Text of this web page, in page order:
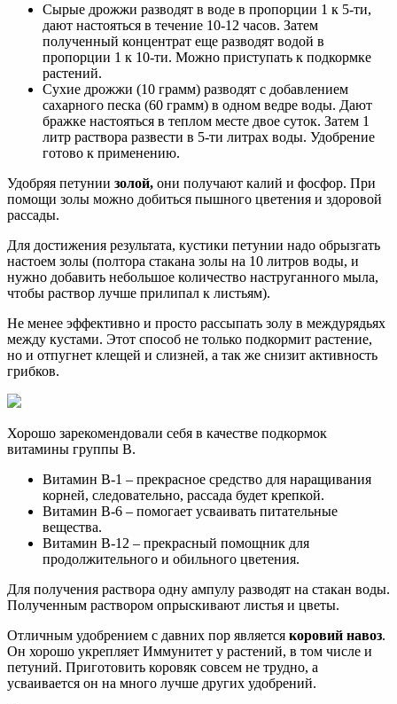
Сырые дрожжи разводят в воде в пропорции 1 к 5-ти,
дают настояться в течение 10-12 часов. Затем
полученный концентрат еще разводят водой в
пропорции 1 к 10-ти. Можно приступать к подкормке
растений.
Сухие дрожжи (10 грамм) разводят с добавлением
сахарного песка (60 грамм) в одном ведре воды. Дают
бражке настояться в теплом месте двое суток. Затем 1
литр раствора развести в 5-ти литрах воды. Удобрение
готово к применению.
Удобряя петунии золой, они получают калий и фосфор. При
помощи золы можно добиться пышного цветения и здоровой
рассады.
Для достижения результата, кустики петунии надо обрызгать
настоем золы (полтора стакана золы на 10 литров воды, и
нужно добавить небольшое количество наструганного мыла,
чтобы раствор лучше прилипал к листьям).
Не менее эффективно и просто рассыпать золу в междурядьях
между кустами. Этот способ не только подкормит растение,
но и отпугнет клещей и слизней, а так же снизит активность
грибков.
Хорошо зарекомендовали себя в качестве подкормок
витамины группы В.
Витамин В-1 – прекрасное средство для наращивания
корней, следовательно, рассада будет крепкой.
Витамин В-6 – помогает усваивать питательные
вещества.
Витамин В-12 – прекрасный помощник для
продолжительного и обильного цветения.
Для получения раствора одну ампулу разводят на стакан воды.
Полученным раствором опрыскивают листья и цветы.
Отличным удобрением с давних пор является коровий навоз.
Он хорошо укрепляет Иммунитет у растений, в том числе и
петуний. Приготовить коровяк совсем не трудно, а
усваивается он на много лучше других удобрений.